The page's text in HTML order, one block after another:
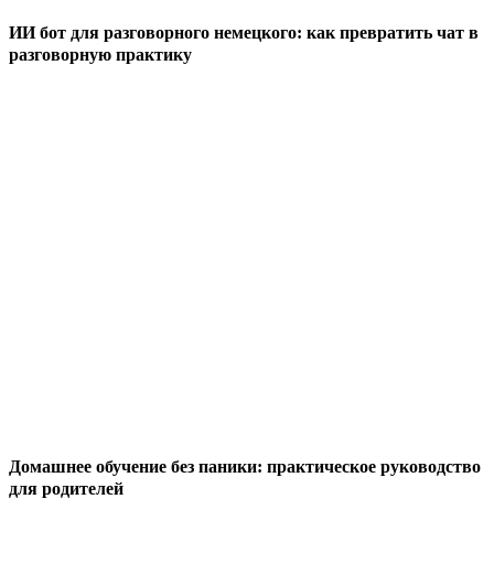
ИИ бот для разговорного немецкого: как превратить чат в
разговорную практику
Домашнее обучение без паники: практическое руководство
для родителей